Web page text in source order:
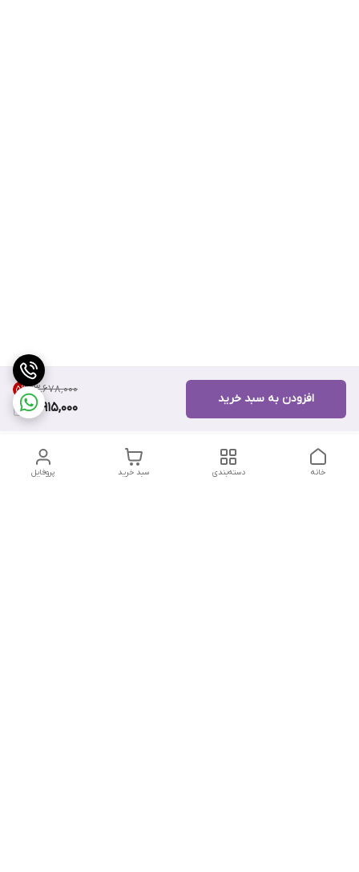
۱۳٬۶۷۸٬۰۰۰ 5%
12,915,000
افزودن به سبد خرید
پروفایل سبد خرید دسته‌بندی خانه